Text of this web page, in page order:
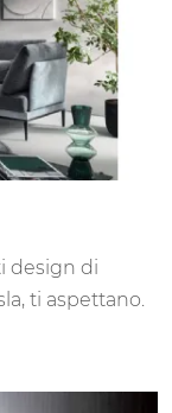
design di
ti aspettano.